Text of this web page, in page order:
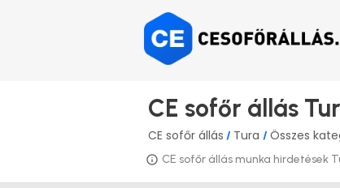
CE sofőr állás
CE sofőr állás / Tura / Összes
CE sofőr állás munka hirdetések